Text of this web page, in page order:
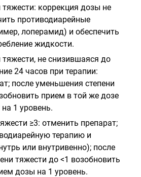
тяжести: коррекция дозы не
противодиарейные
лоперамид) и обеспечить
жидкости.
тяжести, не снизившаяся до
24 часов при терапии:
после уменьшения степени
прием в той же дозе
1 уровень.
≥3: отменить препарат;
терапию и
или внутривенно); после
тяжести до <1 возобновить
дозы на 1 уровень.